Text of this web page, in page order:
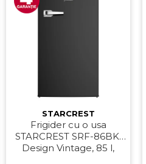
STARCREST
Frigider cu o usa
STARCREST SRF-86BK,
Design Vintage, 85 l,